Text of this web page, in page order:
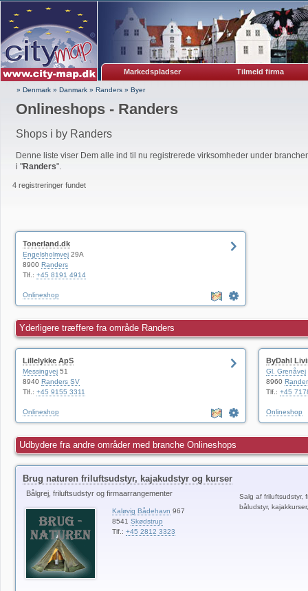
Markedspladser Tilmeld firma
» Denmark » Danmark » Randers » Byer
Onlineshops - Randers
Shops i by Randers
Denne liste viser Dem alle ind til nu registrerede virksomheder under
i "Randers".
4 registreringer fundet
Tonerland.dk
Engelsholmvej 29A
8900 Randers
Tlf.: +45 8191 4914
Onlineshop
Yderligere træffere fra område Randers
Lillelykke ApS
Messingvej 51
8940 Randers SV
Tlf.: +45 9155 3311
Onlineshop
ByDahl
Gl. Grenåvej
8960
Tlf.: +45
Onlineshop
Udbydere fra andre områder med branche Onlineshops
Brug naturen friluftsudstyr, kajakudstyr og kurser
Bålgrej, friluftsudstyr og firmaarrangementer
Kaløvig Bådehavn 967
8541 Skødstrup
Tlf.: +45 2812 3323
Salg af friluftsudstyr,
båludstyr,